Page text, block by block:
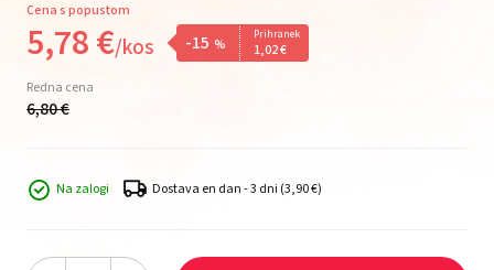
Cena s popustom
5,78€/kos -15 %
Prihranek
1,02€
Redna cena
6,80€
Na zalogi Dostava en dan - 3 dni (3,90 €)